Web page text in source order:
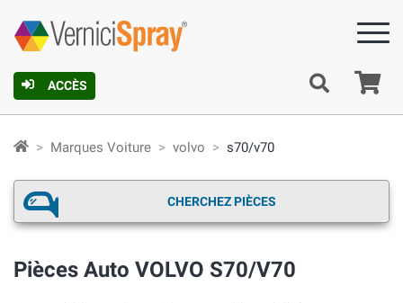
ACCÈS
Marques Voiture volvo s70/v70
CHERCHEZ PIÈCES
Pièces Auto VOLVO S70/V70